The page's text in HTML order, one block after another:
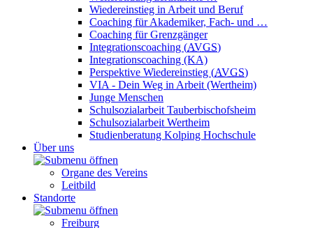
Wiedereinstieg in Arbeit und Beruf
Coaching für Akademiker, Fach- und …
Coaching für Grenzgänger
Integrationscoaching (AVGS)
Integrationscoaching (KA)
Perspektive Wiedereinstieg (AVGS)
VIA - Dein Weg in Arbeit (Wertheim)
Junge Menschen
Schulsozialarbeit Tauberbischofsheim
Schulsozialarbeit Wertheim
Studienberatung Kolping Hochschule
Über uns
Organe des Vereins
Leitbild
Standorte
Freiburg